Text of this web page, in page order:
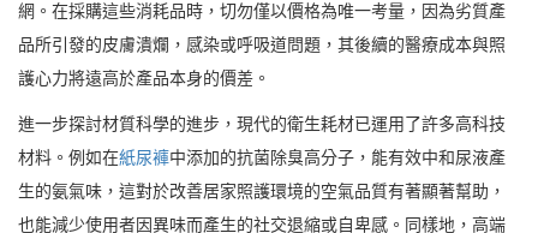
網。在採購這些消耗品時，切勿僅以價格為唯一考量，因為劣質產
品所引發的皮膚潰爛，感染或呼吸道問題，其後續的醫療成本與照
護心力將遠高於產品本身的價差。
進一步探討材質科學的進步，現代的衛生耗材已運用了許多高科技
材料。例如在紙尿褲中添加的抗菌除臭高分子，能有效中和尿液產
生的氨氣味，這對於改善居家照護環境的空氣品質有著顯著幫助，
也能減少使用者因異味而產生的社交退縮或自卑感。同樣地，高端